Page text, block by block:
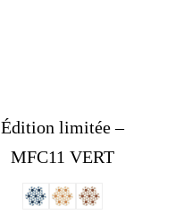
Édition limitée –
MFC11 VERT